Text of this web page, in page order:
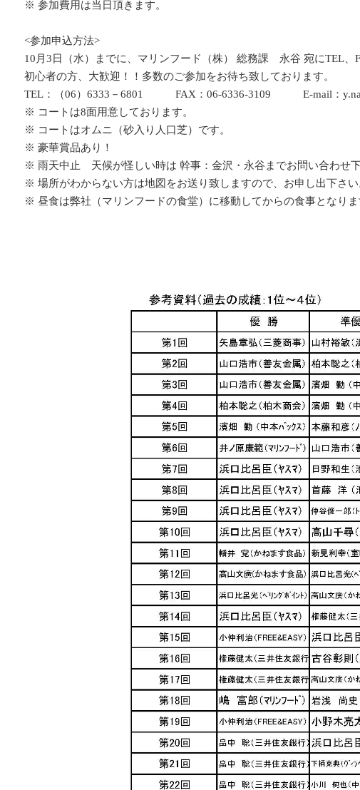
※ 参加費用は当日頂きます。
<参加申込方法>
10月3日（水）までに、マリンフード（株） 総務課 永谷 宛にTEL、
初心者の方、大歓迎！！多数のご参加をお待ち致しております。
TEL：（06）6333－6801 FAX：06-6336-3109 E-mail：
※ コートは8面用意しております。
※ コートはオムニ（砂入り人口芝）です。
※ 豪華賞品あり！
※ 雨天中止 天候が怪しい時は 幹事：金沢・永谷までお問い合わせ下
※ 場所がわからない方は地図をお送り致しますので、お申し出下さい
※ 昼食は弊社（マリンフードの食堂）に移動してからの食事となりま